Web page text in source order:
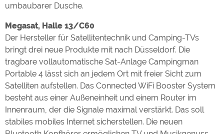
umbaubarer Dusche.
Megasat, Halle 13/C60
Der Hersteller für Satellitentechnik und Camping-TVs
bringt drei neue Produkte mit nach Düsseldorf. Die
tragbare vollautomatische Sat-Anlage Campingman
Portable 4 lässt sich an jedem Ort mit freier Sicht zum
Satelliten aufstellen. Das Connected WiFi Booster System
besteht aus einer Außeneinheit und einem Router im
Innenraum, der die Signale maximal verstärkt. Das soll
stabiles mobiles Internet sicherstellen. Die neuen